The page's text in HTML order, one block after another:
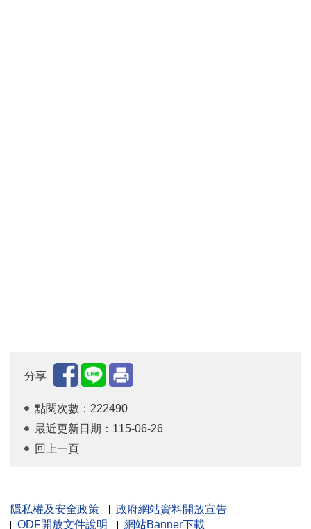
分享
點閱次數：222490
最近更新日期：115-06-26
回上一頁
隱私權及安全政策
政府網站資料開放宣告
ODF開放文件說明
網站Banner下載